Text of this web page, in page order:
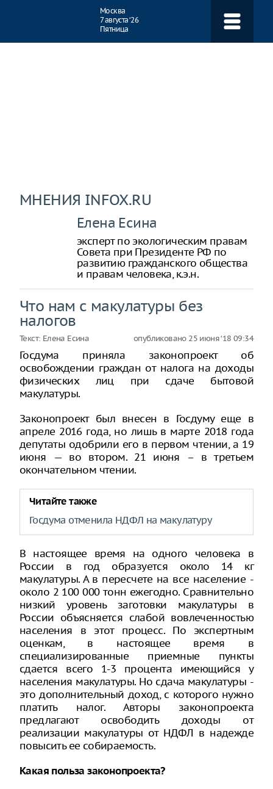
Москва
7 августа ‘26
Пятница
МНЕНИЯ INFOX.RU
Елена Есина
эксперт по экологическим правам
Совета при Президенте РФ по
развитию гражданского общества
и правам человека, к.э.н.
Что нам с макулатуры без
налогов
Текст: Елена Есина опубликовано 25 июня ‘18 09:34
Госдума приняла законопроект об
освобождении граждан от налога на доходы
физических лиц при сдаче бытовой
макулатуры.
Законопроект был внесен в Госдуму еще в
апреле 2016 года, но лишь в марте 2018 года
депутаты одобрили его в первом чтении, а 19
июня — во втором. 21 июня – в третьем
окончательном чтении.
Читайте также
Госдума отменила НДФЛ на макулатуру
В настоящее время на одного человека в
России в год образуется около 14 кг
макулатуры. А в пересчете на все население -
около 2 100 000 тонн ежегодно. Сравнительно
низкий уровень заготовки макулатуры в
России объясняется слабой вовлеченностью
населения в этот процесс. По экспертным
оценкам, в настоящее время в
специализированные приемные пункты
сдается всего 1-3 процента имеющийся у
населения макулатуры. Но сдача макулатуры -
это дополнительный доход, с которого нужно
платить налог. Авторы законопроекта
предлагают освободить доходы от
реализации макулатуры от НДФЛ в надежде
повысить ее собираемость.
Какая польза законопроекта?